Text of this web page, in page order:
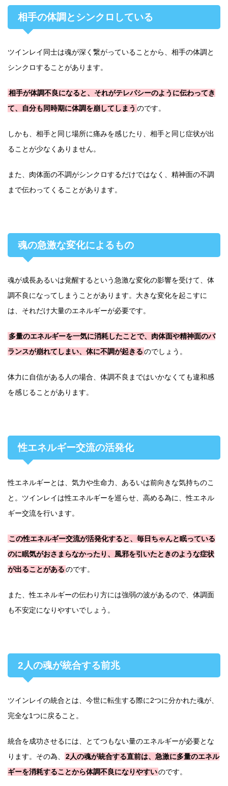
相手の体調とシンクロしている
ツインレイ同士は魂が深く繋がっていることから、相手の体調と
シンクロすることがあります。
相手が体調不良になると、それがテレパシーのように伝わってき
て、自分も同時期に体調を崩してしまう のです。
しかも、相手と同じ場所に痛みを感じたり、相手と同じ症状が出
ることが少なくありません。
また、肉体面の不調がシンクロするだけではなく、精神面の不調
まで伝わってくることがあります。
魂の急激な変化によるもの
魂が成長あるいは覚醒するという急激な変化の影響を受けて、体
調不良になってしまうことがあります。大きな変化を起こすに
は、それだけ大量のエネルギーが必要です。
多量のエネルギーを一気に消耗したことで、肉体面や精神面のバ
ランスが崩れてしまい、体に不調が起きるのでしょう。
体力に自信がある人の場合、体調不良まではいかなくても違和感
を感じることがあります。
性エネルギー交流の活発化
性エネルギーとは、気力や生命力、あるいは前向きな気持ちのこ
と。ツインレイは性エネルギーを巡らせ、高める為に、性エネル
ギー交流を行います。
この性エネルギー交流が活発化すると、毎日ちゃんと眠っている
のに眠気がおさまらなかったり、風邪を引いたときのような症状
が出ることがあるのです。
また、性エネルギーの伝わり方には強弱の波があるので、体調面
も不安定になりやすいでしょう。
2人の魂が統合する前兆
ツインレイの統合とは、今世に転生する際に2つに分かれた魂が、
完全な1つに戻ること。
統合を成功させるには、とてつもない量のエネルギーが必要とな
ります。その為、
2人の魂が統合する直前は、急激に多量のエネル
ギーを消耗することから体調不良になりやすいのです。